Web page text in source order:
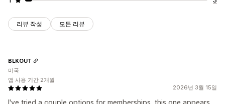
리뷰 작성 모든 리뷰
2026년 3월 15일
BLKOUT
미국
앱 사용 기간 2개월